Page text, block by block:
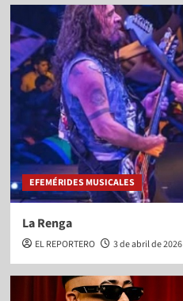
EFEMÉRIDES MUSICALES
La Renga
EL REPORTERO 3 de abril de 2026